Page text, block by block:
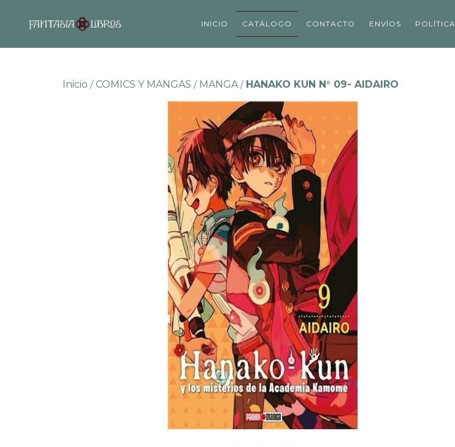
INICIO CATÁLOGO CONTACTO ENVÍOS
Inicio / COMICS Y MANGAS / MANGA / HANAKO KUN N° 09- AIDAIRO